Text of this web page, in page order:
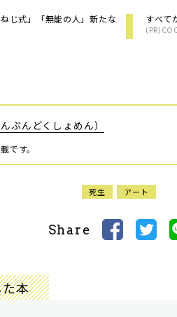
じ式」「無能の人」新たな
すべて
ぶんどくしょめん）
です。
死生 アート
Share
本